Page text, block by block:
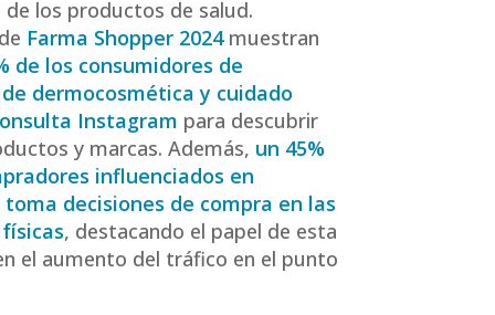
de los productos de salud.
Farma Shopper 2024muestran
de los consumidores de
dermocosmética y cuidado
Instagram para descubrir
y marcas. Además, un 45%
influenciados en
decisiones de compra en las
, destacando el papel de esta
el aumento del tráfico en el punto